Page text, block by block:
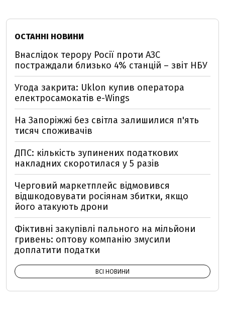
ОСТАННІ НОВИНИ
Внаслідок терору Росії проти АЗС
постраждали близько 4% станцій – звіт НБУ
Угода закрита: Uklon купив оператора
електросамокатів e-Wings
На Запоріжжі без світла залишилися п'ять
тисяч споживачів
ДПС: кількість зупинених податкових
накладних скоротилася у 5 разів
Черговий маркетплейс відмовився
відшкодовувати росіянам збитки, якщо
його атакують дрони
Фіктивні закупівлі пального на мільйони
гривень: оптову компанію змусили
доплатити податки
ВСІ НОВИНИ